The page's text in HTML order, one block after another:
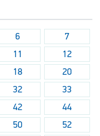
6
7
11
12
18
20
32
33
42
44
50
52